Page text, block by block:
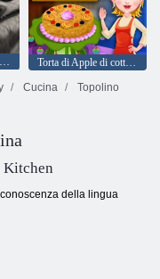
Pixie Hollow animali
Torta di Apple di cottura
Cucina
Topolino
della lingua